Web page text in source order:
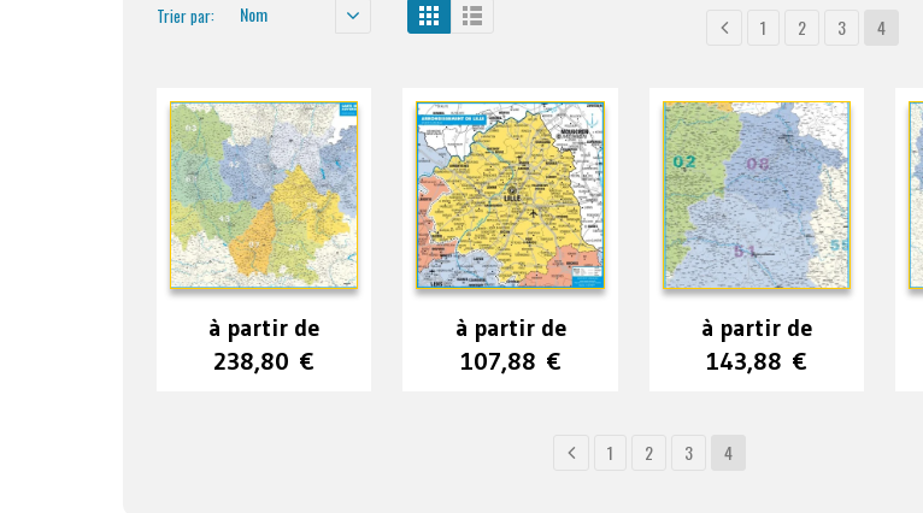
Trier par: Nom
1 2 3 4
à partir de
238,80 €
à partir de
107,88 €
à partir de
143,88 €
1 2 3 4